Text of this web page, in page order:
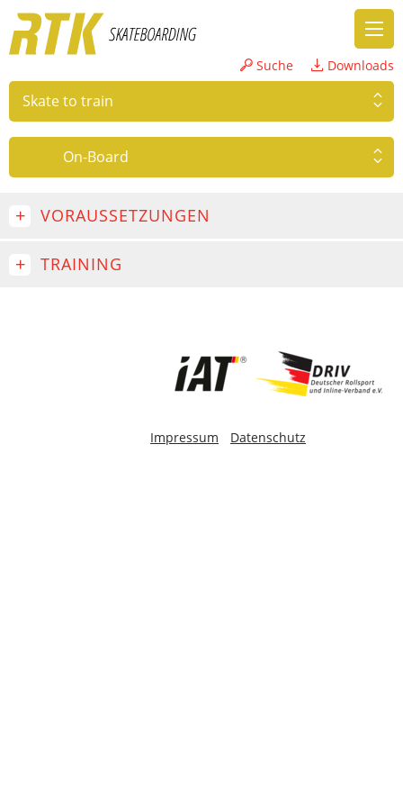
Suche Downloads
Skate to train
On-Board
VORAUSSETZUNGEN
TRAINING
Impressum Datenschutz